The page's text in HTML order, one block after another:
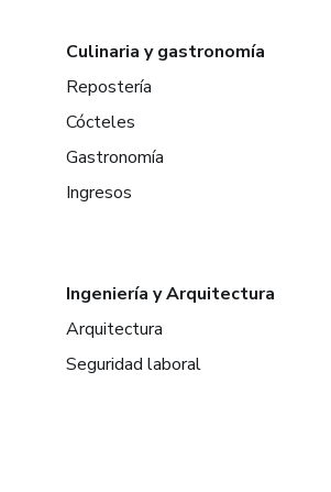
Culinaria y gastronomía
Repostería
Cócteles
Gastronomía
Ingresos
Ingeniería y Arquitectura
Arquitectura
Seguridad laboral